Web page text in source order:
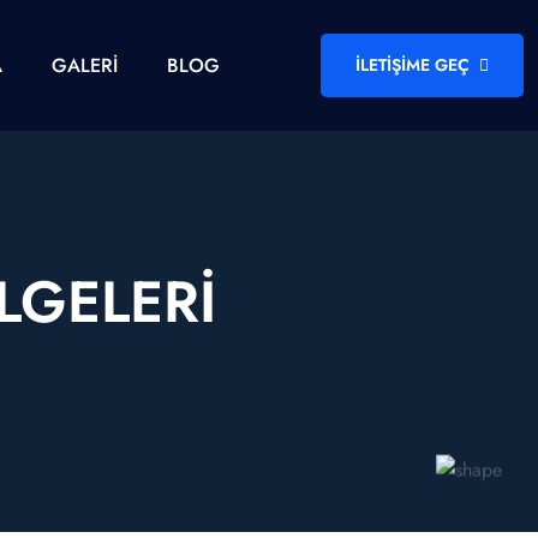
GALERI BLOG İLETIŞIME GEÇ